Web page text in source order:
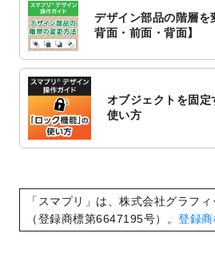
2022/10/1
2023年版1月始まり
2022/9/21
コンサートのチラ
2022/9/5
年賀状のデザインテ
2022/9/5
喪中はがきのデザ
2022/8/24
印刷用データの解
た！
デザイン部品の階層を
背面・前面・背面】
オブジェクトを固
使い方
「スマプリ」は、株式会社グラフ
（登録商標第6647195号）。 登録